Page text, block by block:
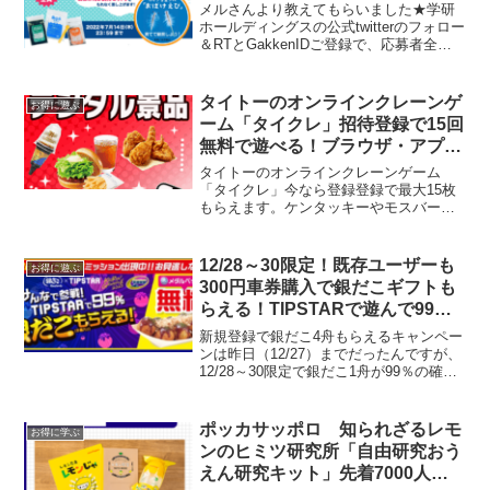
メルさんより教えてもらいました★学研
ホールディングスの公式twitterのフォロー
＆RTとGakkenIDご登録で、応募者全員
ア」。甲殻類の仲間のプランクトンで、
8,5...
お得に遊ぶ
タイトーのオンラインクレーンゲ
ーム「タイクレ」招待登録で15回
無料で遊べる！ブラウザ・アプリ
両方登録で最大30回！
タイトーのオンラインクレーンゲーム
「タイクレ」今なら登録登録で最大15枚
もらえます。ケンタッキーやモスバーガ
デジタルチケットは同じ台を20回連続す
ると、アシストが入って...
お得に遊ぶ
12/28～30限定！既存ユーザーも
300円車券購入で銀だこギフトも
らえる！TIPSTARで遊んで99％
の確率で「銀だこ」最大3舟もら
える
新規登録で銀だこ4舟もらえるキャンペー
ンは昨日（12/27）までだったんですが、
12/28～30限定で銀だこ1舟が99％の確率
あれば参加できます。TIPマネー300...
お得に学ぶ
ポッカサッポロ 知られざるレモ
ンのヒミツ研究所「自由研究おう
えん研究キット」先着7000人に